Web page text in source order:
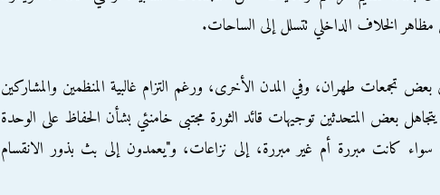
الخلاف الداخلي تتسلل إلى الساحات.
تجمعات طهران، وفي المدن الأخرى، ورغم التزام غالبية المنظمين والمشاركين
بعض المتحدثين توجيهات قائد الثورة مجتبى خامنئي بشأن الحفاظ على الوحدة
كانت مبررة أم غير مبررة، إلى نزاعات، و"يعمدون إلى بث بذور الانقسام